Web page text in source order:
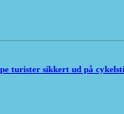
turister sikkert ud på